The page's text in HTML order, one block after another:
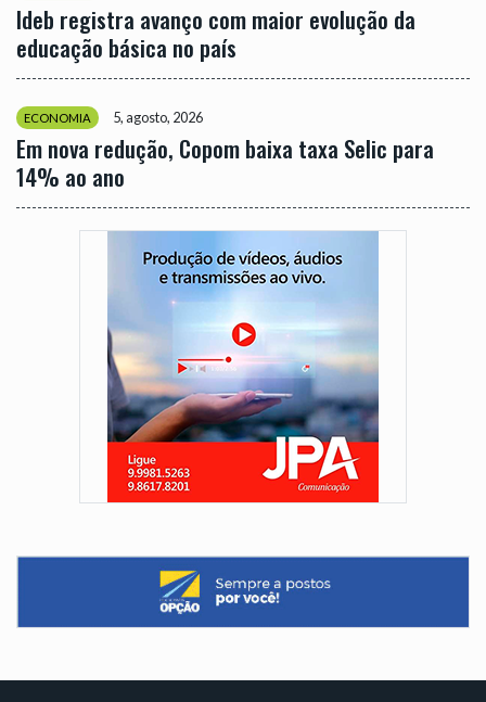
Ideb registra avanço com maior evolução da
educação básica no país
ECONOMIA 5, agosto, 2026
Em nova redução, Copom baixa taxa Selic para
14% ao ano